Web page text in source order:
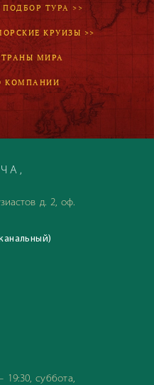
ПОДБОР ТУРА >>
КРУИЗЫ >>
МИРА
КОМПАНИИ
д. 2, оф.
19:30, суббота,